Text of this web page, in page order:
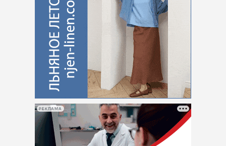
РЕКЛАМА